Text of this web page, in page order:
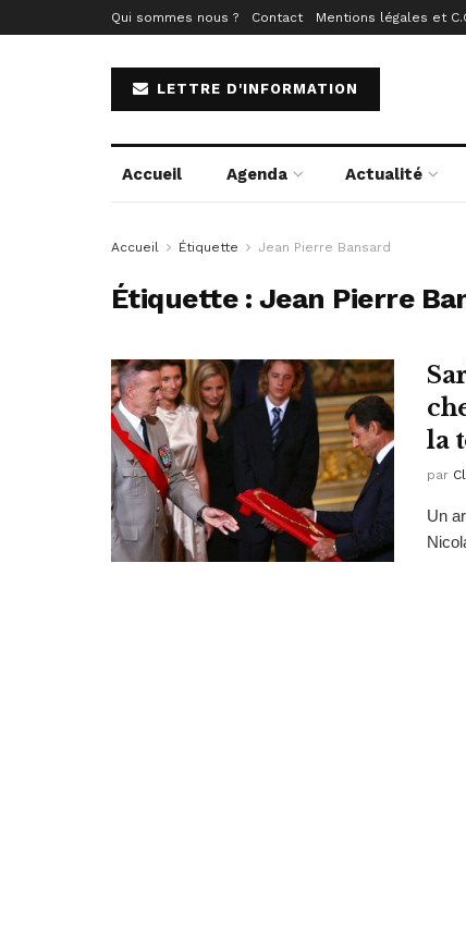
Qui sommes nous ? Contact Mentions légales et
LETTRE D'INFORMATION
Accueil Agenda Actualité
Accueil Étiquette Jean Pierre Bansard
Étiquette : Jean Pierre
la
par
Un